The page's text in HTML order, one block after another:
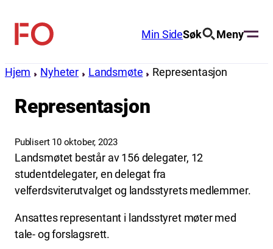
innhold
FO
Min SideSøk Meny
Hjem Nyheter Landsmøte Representasjon
Representasjon
Publisert 10 oktober, 2023
Landsmøtet består av 156 delegater, 12
studentdelegater, en delegat fra
velferdsviterutvalget og landsstyrets medlemmer.
Ansattes representant i landsstyret møter med
tale- og forslagsrett.